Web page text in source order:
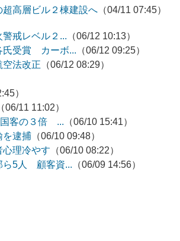
高層ビル２棟建設へ （04/11 07:45）
戒レベル２... （06/12 10:13）
氏受賞 カーボ... （06/12 09:25）
法改正 （06/12 08:29）
）
（06/11 11:02）
客の３倍 ... （06/10 15:41）
を逮捕 （06/10 09:48）
理冷やす （06/10 08:22）
ら5人 顧客資... （06/09 14:56）